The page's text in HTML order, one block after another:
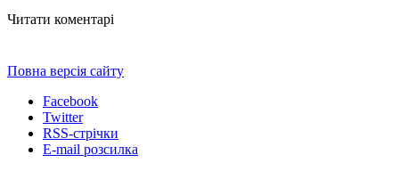
Читати коментарі
Повна версія сайту
Facebook
Twitter
RSS-стрічки
E-mail розсилка